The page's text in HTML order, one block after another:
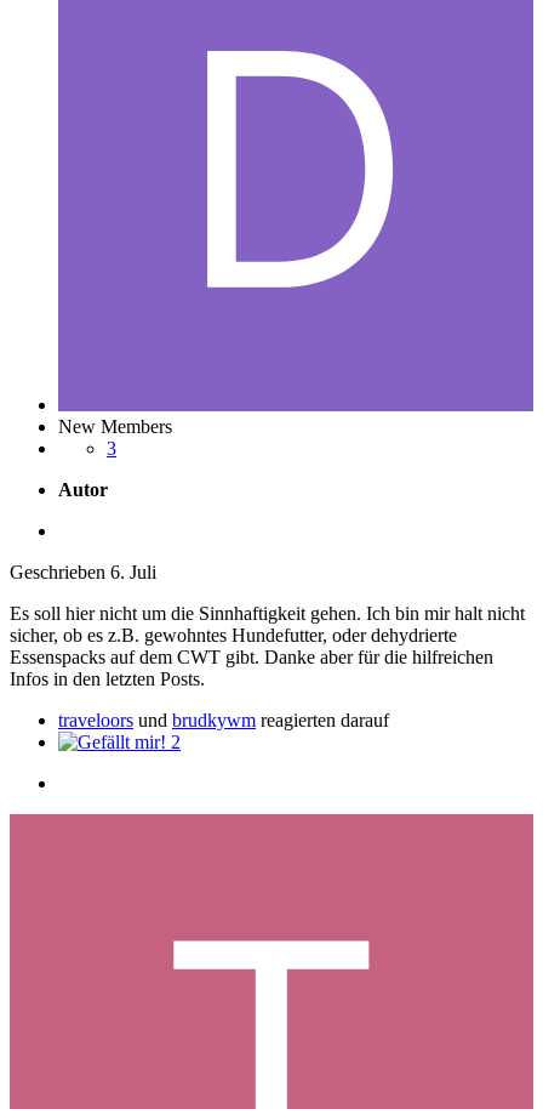
New Members
3
Autor
Geschrieben 6. Juli
Es soll hier nicht um die Sinnhaftigkeit gehen. Ich bin mir halt nicht
sicher, ob es z.B. gewohntes Hundefutter, oder dehydrierte
Essenspacks auf dem CWT gibt. Danke aber für die hilfreichen
Infos in den letzten Posts.
traveloors und brudkywm reagierten darauf
2